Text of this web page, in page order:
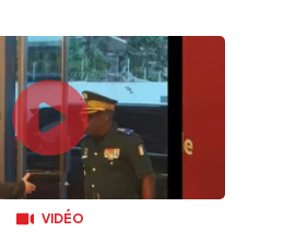
VIDÉO